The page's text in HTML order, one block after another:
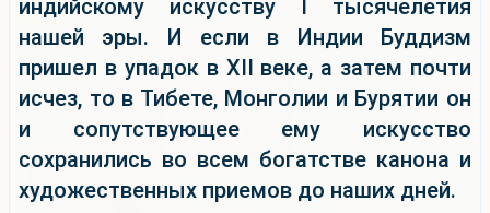
индийскому искусству I тысячелетия
нашей эры. И если в Индии Буддизм
пришел в упадок в XII веке, а затем почти
исчез, то в Тибете, Монголии и Бурятии он
и сопутствующее ему искусство
сохранились во всем богатстве канона и
художественных приемов до наших дней.